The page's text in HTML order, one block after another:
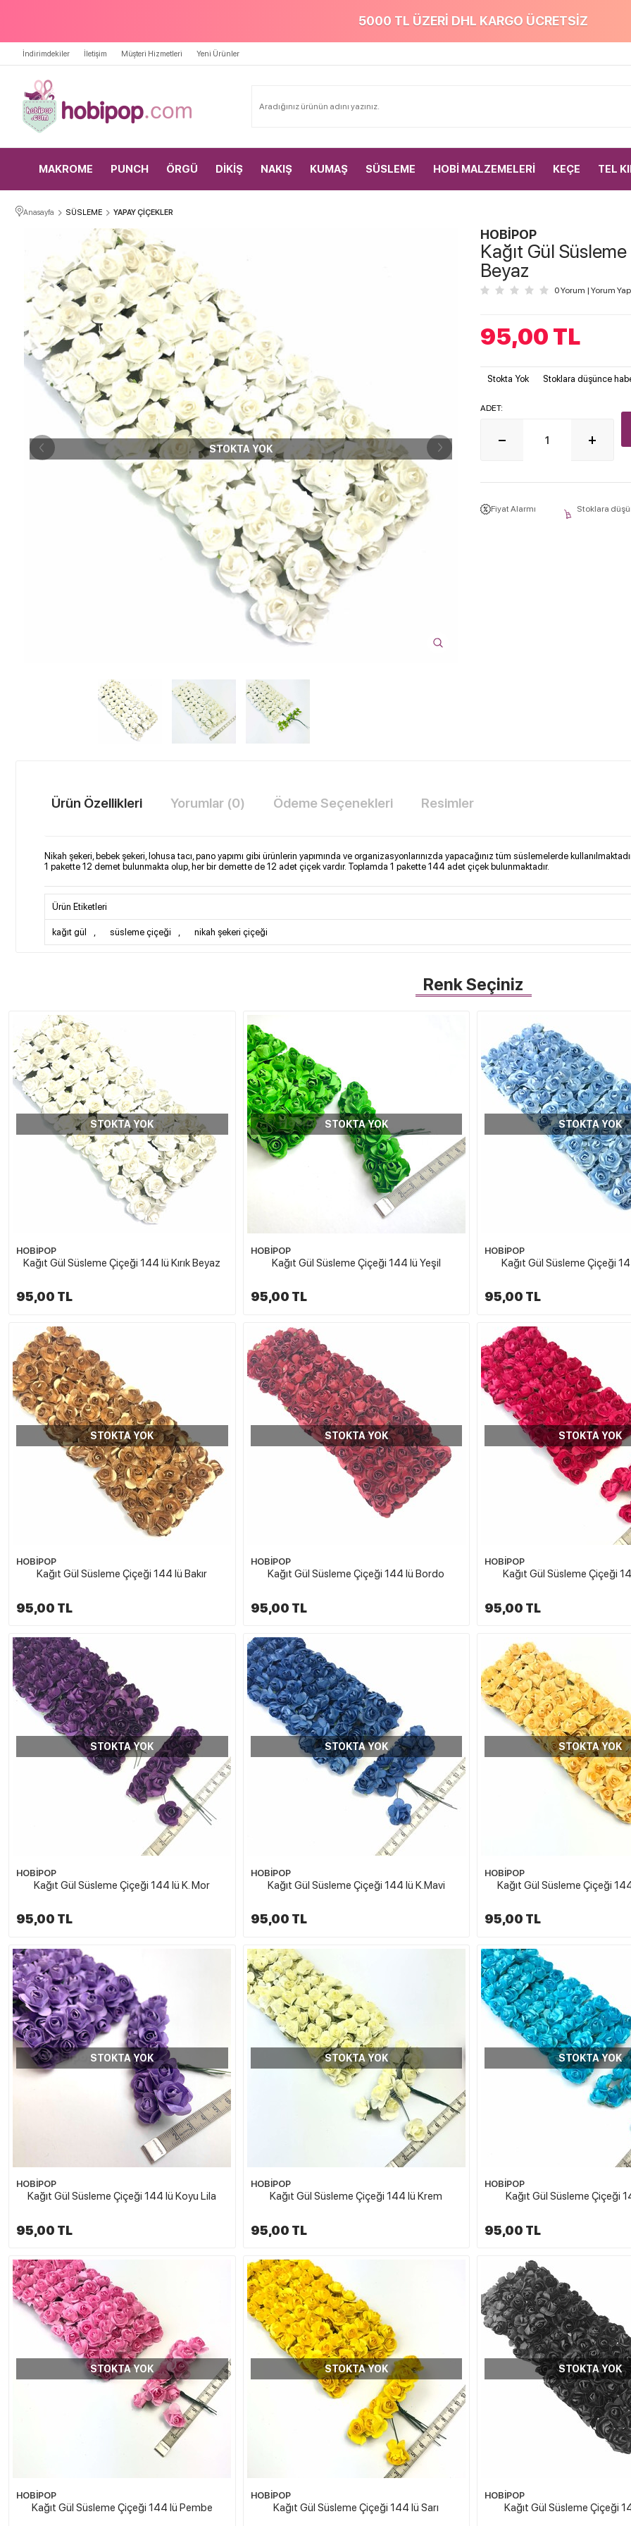
5000 TL ÜZERİ DHL KARGO ÜCRETSİZ
İndirimdekiler İletişim Müşteri Hizmetleri Yeni Ürünler
MAKROME PUNCH ÖRGÜ DİKİŞ NAKIŞ KUMAŞ SÜSLEME HOBİ MALZEMELERİ KEÇE TEL
Anasayfa SÜSLEME YAPAY ÇİÇEKLER
STOKTA YOK
HOBİPOP
Kağıt Gül
Beyaz
0 Yorum | Yorum Yap
95,00 TL
Stokta Yok Stoklara düşünce
ADET:
Fiyat Alarmı Stoklara
Ürün Özellikleri Yorumlar (0) Ödeme Seçenekleri Resimler
Nikah şekeri, bebek şekeri, lohusa tacı, pano yapımı gibi ürünlerin yapımında ve organizasyonlarınızda yapacağınız tüm süslemelerde
1 pakette 12 demet bulunmakta olup, her bir demette de 12 adet çiçek vardır. Toplamda 1 pakette 144 adet çiçek bulunmaktadır.
Ürün Etiketleri
kağıt gül , süsleme çiçeği , nikah şekeri çiçeği
Renk Seçiniz
STOKTA YOK
HOBİPOP
Kağıt Gül Süsleme Çiçeği 144 lü Kırık Beyaz
95,00 TL
STOKTA YOK
HOBİPOP
Kağıt Gül Süsleme Çiçeği 144 lü Yeşil
95,00 TL
STOKTA YOK
HOBİPOP
Kağıt Gül Süsleme Çiçeği
95,00 TL
STOKTA YOK
HOBİPOP
Kağıt Gül Süsleme Çiçeği 144 lü Bakır
95,00 TL
STOKTA YOK
HOBİPOP
Kağıt Gül Süsleme Çiçeği 144 lü Bordo
95,00 TL
STOKTA YOK
HOBİPOP
Kağıt Gül Süsleme Çiçeği
95,00 TL
STOKTA YOK
HOBİPOP
Kağıt Gül Süsleme Çiçeği 144 lü K. Mor
95,00 TL
STOKTA YOK
HOBİPOP
Kağıt Gül Süsleme Çiçeği 144 lü K.Mavi
95,00 TL
STOKTA YOK
HOBİPOP
Kağıt Gül Süsleme Çiçeği
95,00 TL
STOKTA YOK
HOBİPOP
Kağıt Gül Süsleme Çiçeği 144 lü Koyu Lila
95,00 TL
STOKTA YOK
HOBİPOP
Kağıt Gül Süsleme Çiçeği 144 lü Krem
95,00 TL
STOKTA YOK
HOBİPOP
Kağıt Gül Süsleme Çiçeği
95,00 TL
STOKTA YOK
HOBİPOP
Kağıt Gül Süsleme Çiçeği 144 lü Pembe
STOKTA YOK
HOBİPOP
Kağıt Gül Süsleme Çiçeği 144 lü Sarı
STOKTA YOK
HOBİPOP
Kağıt Gül Süsleme Çiçeği